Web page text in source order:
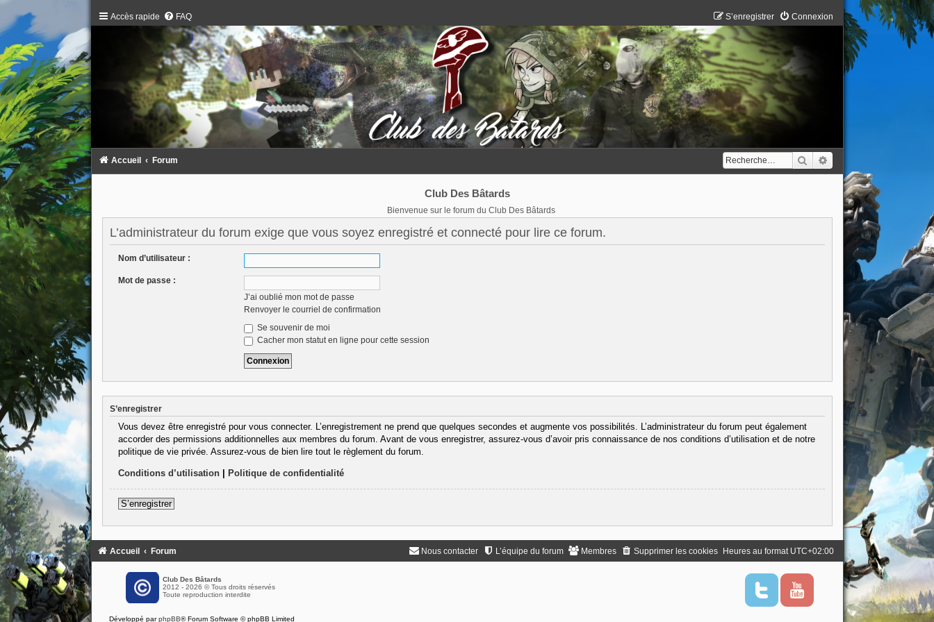
Accès rapide FAQ Connexion
S’enregistrer
Rechercher
Accueil Forum
Club Des Bâtards
Bienvenue sur le forum du Club Des Bâtards
L’administrateur du forum exige que vous soyez enregistré et connecté pour lire ce forum.
Nom d’utilisateur :
Mot de passe :
J’ai oublié mon mot de passe
Renvoyer le courriel de confirmation
Se souvenir de moi
Cacher mon statut en ligne pour cette session
S’enregistrer
Vous devez être enregistré pour vous connecter. L’enregistrement ne prend que quelques secondes et augmente vos possibilités. L’administrateur du forum peut également
accorder des permissions additionnelles aux membres du forum. Avant de vous enregistrer, assurez-vous d’avoir pris connaissance de nos conditions d’utilisation et de notre
politique de vie privée. Assurez-vous de bien lire tout le règlement du forum.
Conditions d’utilisation| Politique de confidentialité
S’enregistrer
Accueil Forum Heures au format UTC+02:00
Supprimer les cookies
Membres
L’équipe du forum
Nous contacter
Club Des Bâtards
2012 - 2026 © Tous droits réservés
Toute reproduction interdite
T
i
Y
u
Développé parphpBB® Forum Software © phpBB Limited